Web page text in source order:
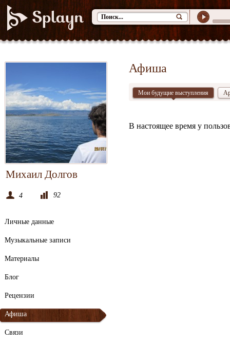
Михаил Долгов
4 92
Личные данные
Музыкальные записи
Материалы
Блог
Рецензии
Афиша
Связи
Афиша
Мои будущие выступления
В настоящее время у